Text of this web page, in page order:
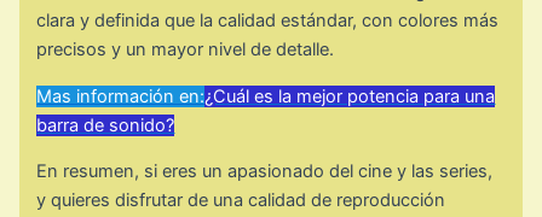
clara y definida que la calidad estándar, con colores más
precisos y un mayor nivel de detalle.
Mas información en:¿Cuál es la mejor potencia para una
barra de sonido?
En resumen, si eres un apasionado del cine y las series,
y quieres disfrutar de una calidad de reproducción